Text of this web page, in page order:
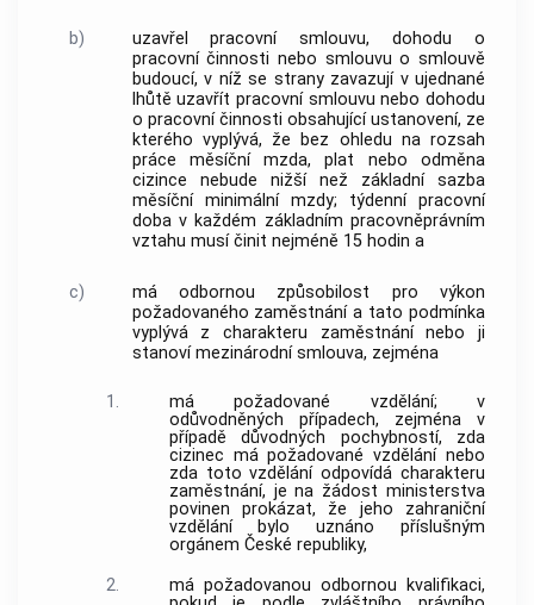
b)
uzavřel pracovní smlouvu, dohodu o
pracovní činnosti nebo smlouvu o smlouvě
budoucí, v níž se strany zavazují v ujednané
lhůtě uzavřít pracovní smlouvu nebo dohodu
o pracovní činnosti obsahující ustanovení, ze
kterého vyplývá, že bez ohledu na rozsah
práce měsíční mzda, plat nebo odměna
cizince nebude nižší než základní sazba
měsíční minimální mzdy; týdenní pracovní
doba v každém základním pracovněprávním
vztahu musí činit nejméně 15 hodin a
c)
má odbornou způsobilost pro výkon
požadovaného zaměstnání a tato podmínka
vyplývá z charakteru zaměstnání nebo ji
stanoví mezinárodní smlouva, zejména
1.
má požadované vzdělání; v
odůvodněných případech, zejména v
případě důvodných pochybností, zda
cizinec má požadované vzdělání nebo
zda toto vzdělání odpovídá charakteru
zaměstnání, je na žádost ministerstva
povinen prokázat, že jeho zahraniční
vzdělání bylo uznáno příslušným
orgánem České republiky,
2.
má požadovanou odbornou kvalifikaci,